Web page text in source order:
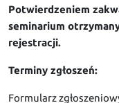
Potwierdzeniem
seminarium
rejestracji.
Terminy zgłoszeń:
Formularz